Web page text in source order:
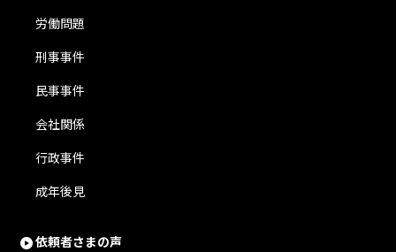
労働問題
刑事事件
民事事件
会社関係
行政事件
成年後見
依頼者さまの声